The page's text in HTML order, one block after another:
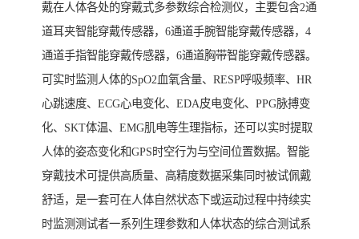
戴在人体各处的穿戴式多参数综合检测仪，主要包含2通
道耳夹智能穿戴传感器，6通道手腕智能穿戴传感器，4
通道手指智能穿戴传感器，6通道胸带智能穿戴传感器。
可实时监测人体的SpO2血氧含量、RESP呼吸频率、HR
心跳速度、ECG心电变化、EDA皮电变化、PPG脉搏变
化、SKT体温、EMG肌电等生理指标，还可以实时提取
人体的姿态变化和GPS时空行为与空间位置数据。智能
穿戴技术可提供高质量、高精度数据采集同时被试佩戴
舒适，是一套可在人体自然状态下或运动过程中持续实
时监测测试者一系列生理参数和人体状态的综合测试系